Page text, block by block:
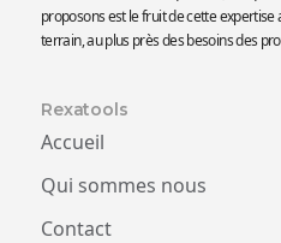
proposons est le fruit de cette expertise
terrain, au plus près des besoins des
Rexatools
Accueil
Qui sommes nous
Contact